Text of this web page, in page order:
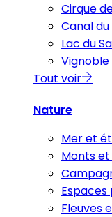
Cirque
Canal du
Lac du
Vignoble
Tout voir
Nature
Mer et
Monts et
Fleuves